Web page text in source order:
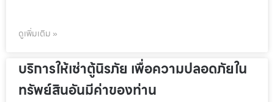
ดูเพิ่มเติม »
บริการให้เช่าตู้นิรภัย เพื่อความปลอดภัยใน
ทรัพย์สินอันมีค่าของท่าน